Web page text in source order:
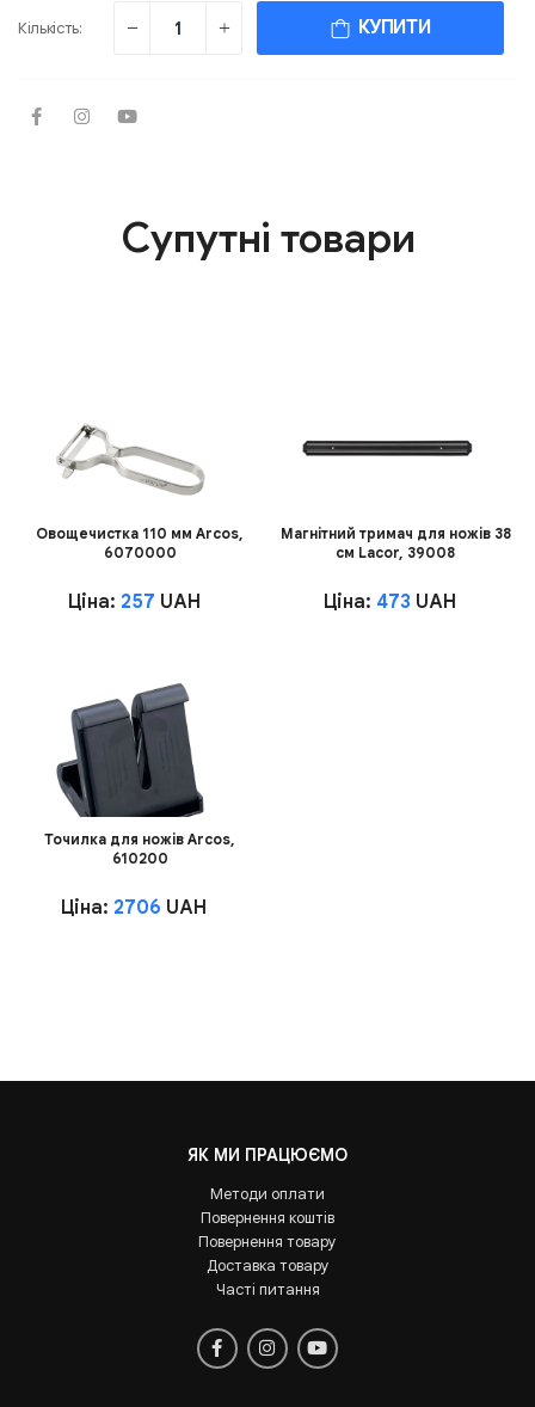
Кількість: КУПИТИ
Супутні товари
Овощечистка 110 мм Arcos,
6070000
Ціна: 257 UAH
Магнітний тримач для ножів 38
см Lacor, 39008
Ціна: 473 UAH
Точилка для ножів Arcos,
610200
Ціна: 2706 UAH
ЯК МИ ПРАЦЮЄМО
Методи оплати
Повернення коштів
Повернення товару
Доставка товару
Часті питання